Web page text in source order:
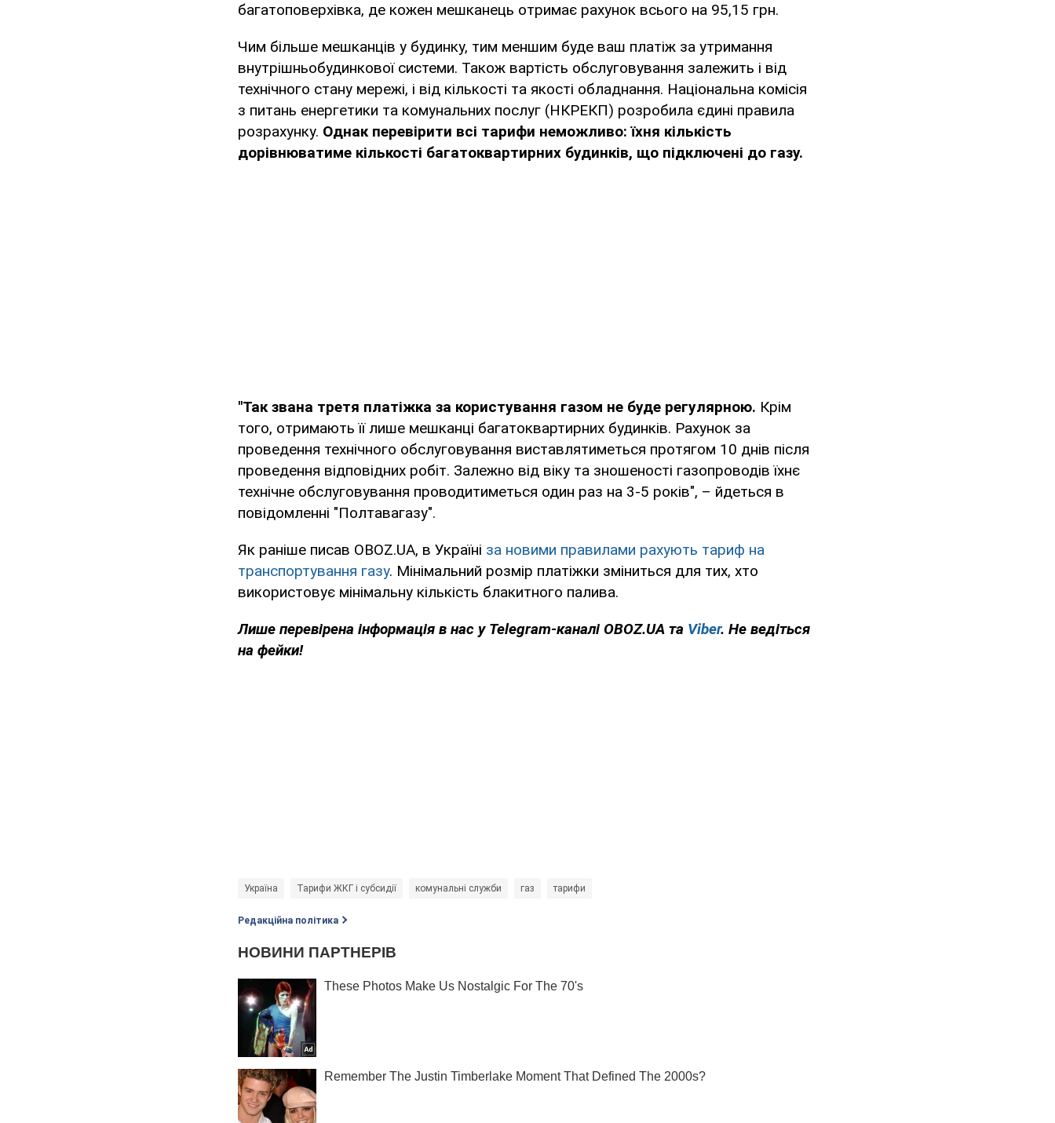
багатоповерхівка, де кожен мешканець отримає рахунок всього на 95,15 грн.
Чим більше мешканців у будинку, тим меншим буде ваш платіж за утримання
внутрішньобудинкової системи. Також вартість обслуговування залежить і від
технічного стану мережі, і від кількості та якості обладнання. Національна комісія
з питань енергетики та комунальних послуг (НКРЕКП) розробила єдині правила
розрахунку. Однак перевірити всі тарифи неможливо: їхня кількість
дорівнюватиме кількості багатоквартирних будинків, що підключені до газу.
"Так звана третя платіжка за користування газом не буде регулярною. Крім
того, отримають її лише мешканці багатоквартирних будинків. Рахунок за
проведення технічного обслуговування виставлятиметься протягом 10 днів після
проведення відповідних робіт. Залежно від віку та зношеності газопроводів їхнє
технічне обслуговування проводитиметься один раз на 3-5 років", – йдеться в
повідомленні "Полтавагазу".
Як раніше писав OBOZ.UA, в Україні за новими правилами рахують тариф на
транспортування газу. Мінімальний розмір платіжки зміниться для тих, хто
використовує мінімальну кількість блакитного палива.
Лише перевірена інформація в нас у Telegram-каналі OBOZ.UA та Viber. Не ведіться
на фейки!
Україна Тарифи ЖКГ і субсидії комунальні служби газ тарифи
Редакційна політика